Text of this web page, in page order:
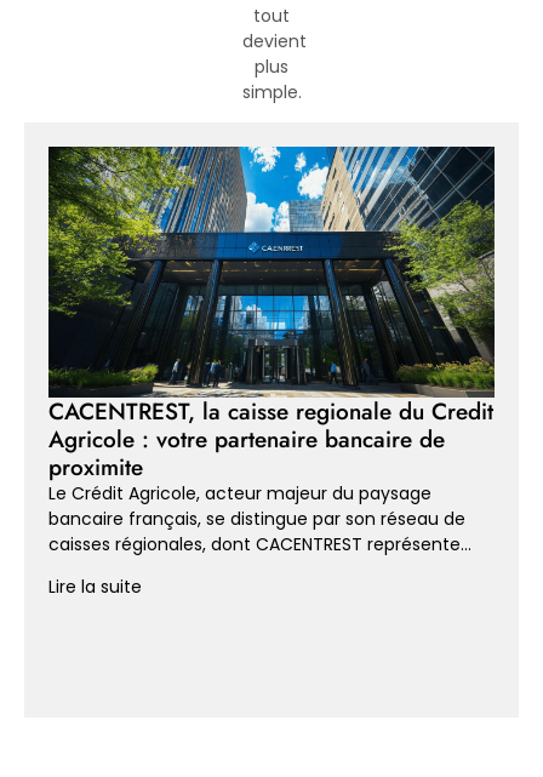
tout
devient
plus
simple.
CACENTREST, la caisse regionale du Credit
Agricole : votre partenaire bancaire de
proximite
Le Crédit Agricole, acteur majeur du paysage
bancaire français, se distingue par son réseau de
caisses régionales, dont CACENTREST représente...
Lire la suite